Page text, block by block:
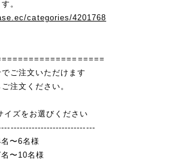
。
categories/4201768
ご注文いただけます
注文ください。
ズをお選びください
〜6名様
〜10名様